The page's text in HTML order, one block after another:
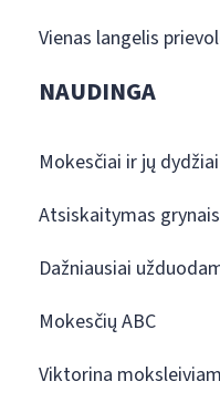
Vienas langelis
NAUDINGA
Mokesčiai ir jų dydžiai
Atsiskaitymas
Dažniausiai
Mokesčių ABC
Viktorina